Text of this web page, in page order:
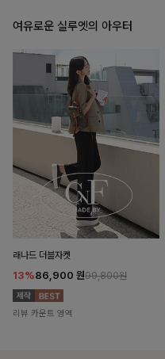
여유로운 실루엣의 아우터
래나드 더블자켓
13%86,900 원99,800원
리뷰 카운트 영역